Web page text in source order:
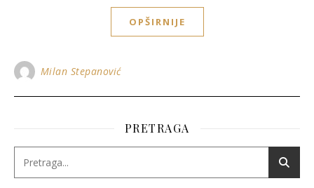
OPŠIRNIJE
Milan Stepanović
PRETRAGA